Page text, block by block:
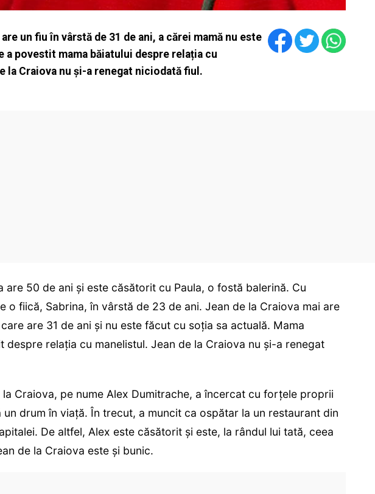
un fiu în vârstă de 31 de ani, a cărei mamă nu este
a povestit mama băiatului despre relația cu
la Craiova nu și-a renegat niciodată fiul.
are 50 de ani și este căsătorit cu Paula, o fostă balerină. Cu
o fiică, Sabrina, în vârstă de 23 de ani. Jean de la Craiova mai are
care are 31 de ani și nu este făcut cu soția sa actuală. Mama
despre relația cu manelistul. Jean de la Craiova nu și-a renegat
la Craiova, pe nume Alex Dumitrache, a încercat cu forțele proprii
drum în viață. În trecut, a muncit ca ospătar la un restaurant din
De altfel, Alex este căsătorit și este, la rândul lui tată, ceea
de la Craiova este și bunic.